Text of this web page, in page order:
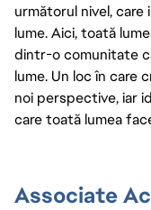
următorul nivel,
lume. Aici, toată
dintr-o comunitate
lume. Un loc în care
noi perspective, iar
care toată lumea
Associate